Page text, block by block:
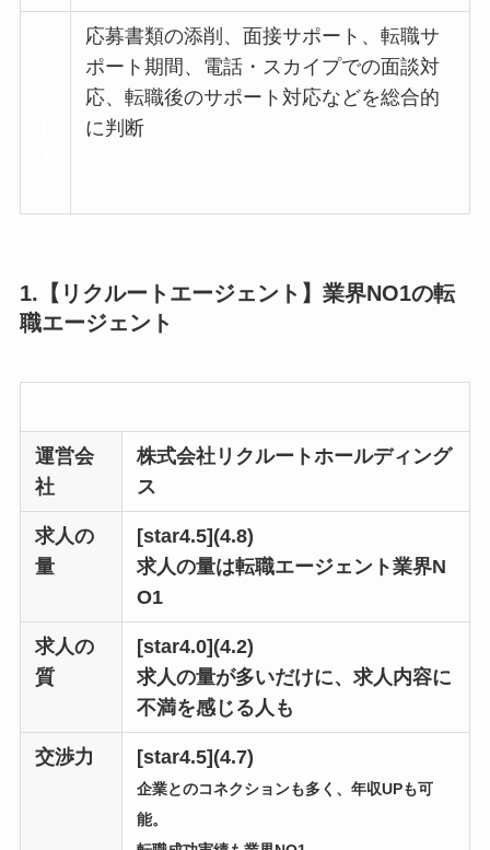
応募書類の添削、面接サポート、転職サ
ポート期間、電話・スカイプでの面談対
応、転職後のサポート対応などを総合的
に判断
1.【リクルートエージェント】業界NO1の転
職エージェント
運営会
社
株式会社リクルートホールディング
ス
求人の
量
[star4.5](4.8)
求人の量は転職エージェント業界N
O1
求人の
質
[star4.0](4.2)
求人の量が多いだけに、求人内容に
不満を感じる人も
交渉力 [star4.5](4.7)
企業とのコネクションも多く、年収UPも可
能。